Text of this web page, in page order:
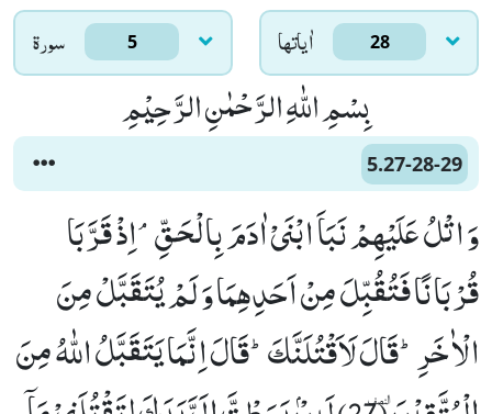
سورۃ 5 اٰياتها 28
بِسْمِ اللّٰهِ الرَّحْمٰنِ الرَّحِیْمِ
5.27-28-29
وَ اتْلُ عَلَیْهِمْ نَبَاَ ابْنَیْ اٰدَمَ بِالْحَقِّۘ-اِذْ قَرَّبَا
قُرْبَانًا فَتُقُبِّلَ مِنْ اَحَدِهِمَا وَ لَمْ یُتَقَبَّلْ مِنَ
الْاٰخَرِؕ-قَالَ لَاَقْتُلَنَّكَؕ-قَالَ اِنَّمَا یَتَقَبَّلُ اللّٰهُ مِنَ